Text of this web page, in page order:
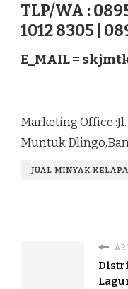
TLP/WA :
1012 8305 |
E_MAIL =
Marketing Office
Muntuk
JUAL MINYAK